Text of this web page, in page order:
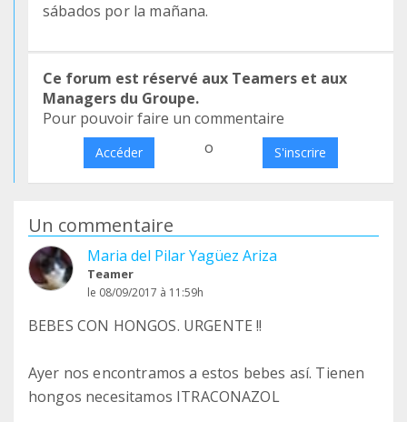
sábados por la mañana.
Ce forum est réservé aux Teamers et aux
Managers du Groupe.
Pour pouvoir faire un commentaire
Accéder o S'inscrire
Un commentaire
Maria del Pilar Yagüez Ariza
Teamer
le 08/09/2017 à 11:59h
BEBES CON HONGOS. URGENTE !!
Ayer nos encontramos a estos bebes así. Tienen
hongos necesitamos ITRACONAZOL